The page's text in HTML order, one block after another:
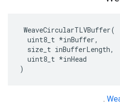
WeaveCircularTLVBuffer(
  uint8_t *inBuffer,
  size_t inBufferLength,
  uint8_t *inHead
)
.